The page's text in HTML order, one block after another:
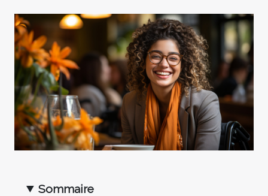
Sommaire